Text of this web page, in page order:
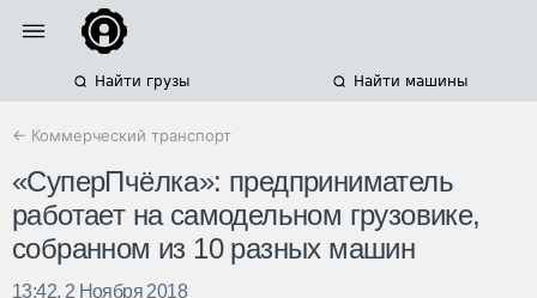
Найти грузы Найти машины
← Коммерческий транспорт
«СуперПчёлка»: предприниматель
работает на самодельном грузовике,
собранном из 10 разных машин
13:42, 2 Ноября 2018